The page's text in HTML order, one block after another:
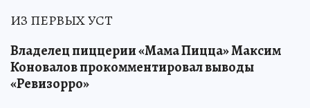
ИЗ ПЕРВЫХ УСТ
Владелец пиццерии «Мама Пицца» Максим
Коновалов прокомментировал выводы
«Ревизорро»